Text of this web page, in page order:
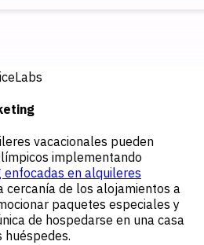
vacacionales pueden
implementando
en alquileres
cercanía de los alojamientos a
paquetes especiales y
de hospedarse en una casa